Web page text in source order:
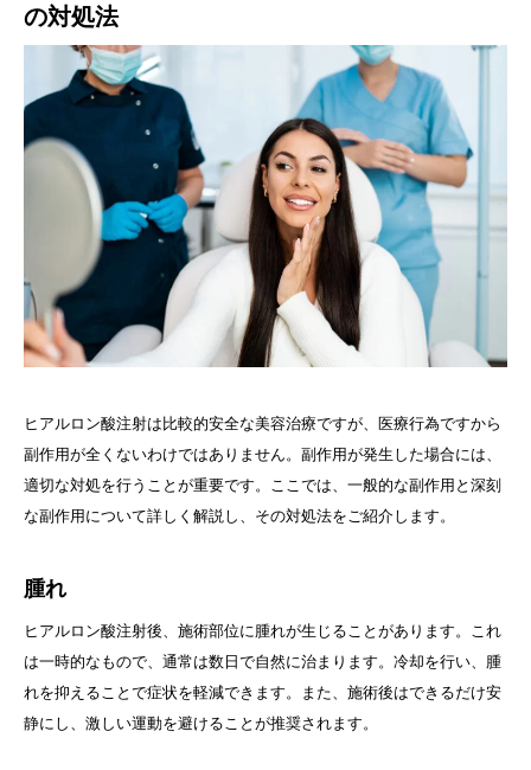
の対処法
ヒアルロン酸注射は比較的安全な美容治療ですが、医療行為ですから
副作用が全くないわけではありません。副作用が発生した場合には、
適切な対処を行うことが重要です。ここでは、一般的な副作用と深刻
な副作用について詳しく解説し、その対処法をご紹介します。
腫れ
ヒアルロン酸注射後、施術部位に腫れが生じることがあります。これ
は一時的なもので、通常は数日で自然に治まります。冷却を行い、腫
れを抑えることで症状を軽減できます。また、施術後はできるだけ安
静にし、激しい運動を避けることが推奨されます。